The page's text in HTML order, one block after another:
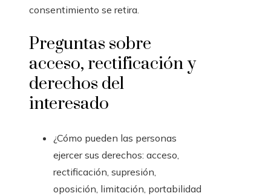
consentimiento se retira.
Preguntas sobre
acceso, rectificación y
derechos del
interesado
¿Cómo pueden las personas
ejercer sus derechos: acceso,
rectificación, supresión,
oposición, limitación, portabilidad